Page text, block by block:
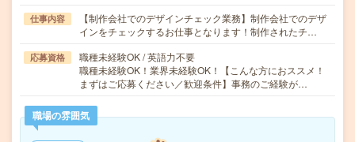
仕事内容
【制作会社でのデザインチェック業務】制作会社でのデザ
インをチェックするお仕事となります！制作されたチ…
応募資格
職種未経験OK / 英語力不要
職種未経験OK！業界未経験OK！【こんな方におススメ！
まずはご応募ください／歓迎条件】事務のご経験が…
職場の雰囲気